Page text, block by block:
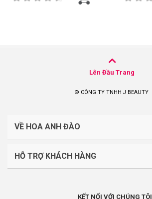
Lên Đầu Trang
© CÔNG TY TNHH J BEAUTY
VỀ HOA ANH ĐÀO
CÔNG TY TNHH J BEAUTY
HỖ TRỢ KHÁCH HÀNG
KẾT NỐI VỚI CHÚNG TÔI